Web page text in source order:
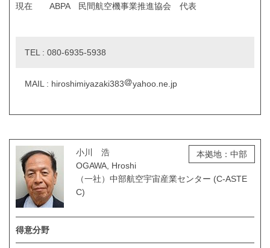
現在 ABPA 民間航空機事業推進協会 代表
TEL : 080-6935-5938
MAIL : hiroshimiyazaki383 yahoo.ne.jp
小川 浩
OGAWA, Hroshi
（一社）中部航空宇宙産業センター (C-ASTE
C)
本拠地：中部
得意分野